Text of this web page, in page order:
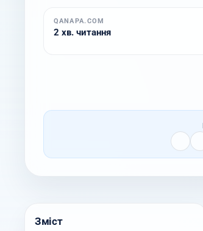
QANAPA.COM
2 хв. читання
Зміст